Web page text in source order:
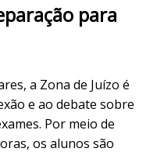
para
a Zona de Juízo é
e ao debate sobre
Por meio de
os alunos são